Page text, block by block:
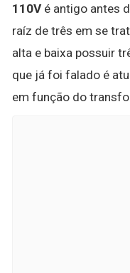
110V é antigo antes
raíz de três em se
alta e baixa possuir
que já foi falado é
em função do